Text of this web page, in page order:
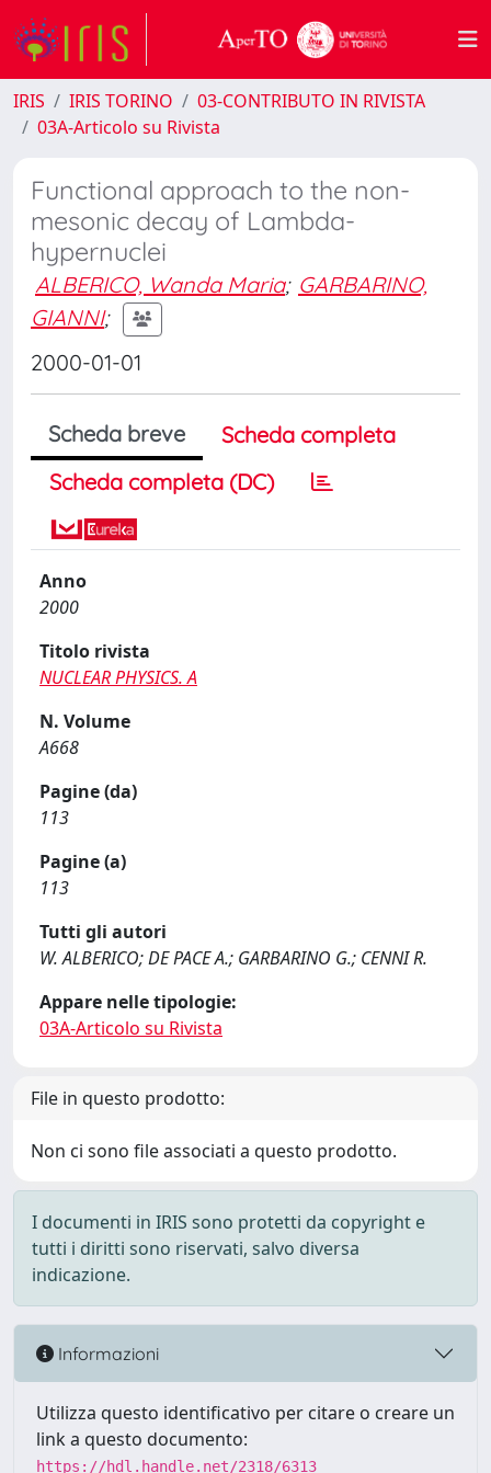
IRIS IRIS TORINO
03-CONTRIBUTO IN RIVISTA
03A-Articolo su Rivista
Functional approach to the non-
mesonic decay of Lambda-
hypernuclei
ALBERICO, Wanda Maria; GARBARINO,
GIANNI;
2000-01-01
Scheda breve
Scheda completa
Scheda completa (DC)
Anno
2000
Titolo rivista
NUCLEAR PHYSICS. A
N. Volume
A668
Pagine (da)
113
Pagine (a)
113
Tutti gli autori
W. ALBERICO; DE PACE A.; GARBARINO G.; CENNI R.
Appare nelle tipologie:
03A-Articolo su Rivista
File in questo prodotto:
Non ci sono file associati a questo prodotto.
I documenti in IRIS sono protetti da copyright e
tutti i diritti sono riservati, salvo diversa
indicazione.
Informazioni
Utilizza questo identificativo per citare o creare un
link a questo documento:
https://hdl.handle.net/2318/6313